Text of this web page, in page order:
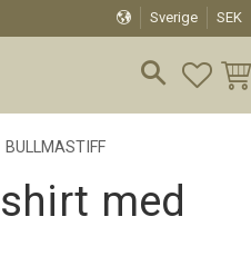
Sverige SEK
BULLMASTIFF
med